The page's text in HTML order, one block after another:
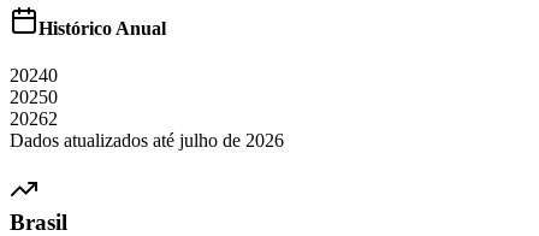
Histórico Anual
20240
20250
20262
Dados atualizados até julho de 2026
Brasil